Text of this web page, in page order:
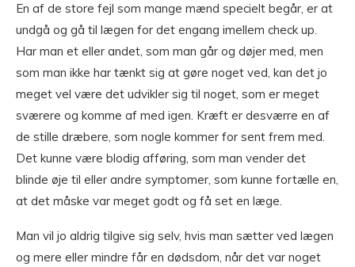
En af de store fejl som mange mænd specielt begår, er at
undgå og gå til lægen for det engang imellem check up.
Har man et eller andet, som man går og døjer med, men
som man ikke har tænkt sig at gøre noget ved, kan det jo
meget vel være det udvikler sig til noget, som er meget
sværere og komme af med igen. Kræft er desværre en af
de stille dræbere, som nogle kommer for sent frem med.
Det kunne være blodig afføring, som man vender det
blinde øje til eller andre symptomer, som kunne fortælle en,
at det måske var meget godt og få set en læge.
Man vil jo aldrig tilgive sig selv, hvis man sætter ved lægen
og mere eller mindre får en dødsdom, når det var noget